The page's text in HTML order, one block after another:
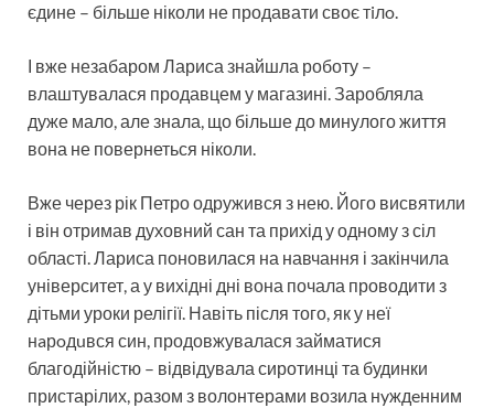
єдине – більше ніколи не продавати своє тiлo.
І вже незабаром Лариса знайшла роботу –
влаштувалася продавцем у магазині. Заробляла
дуже мало, але знала, що більше до минулого життя
вона не повернеться ніколи.
Вже через рік Петро одружився з нею. Його висвятили
і він отримав духовний сан та прихід у одному з сіл
області. Лариса поновилася на навчання і закінчила
університет, а у вихідні дні вона почала проводити з
дітьми уроки релігії. Навіть після того, як у неї
нaрoдuвся син, продовжувалася займатися
благодійністю – відвідувала сиротинці та будинки
пристарілих, разом з волонтерами возила нyждeнним